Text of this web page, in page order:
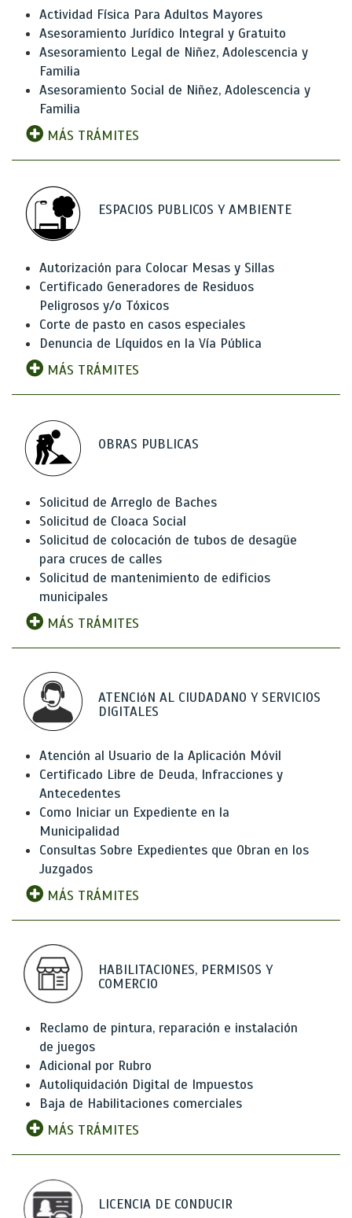
Actividad Física Para Adultos Mayores
Asesoramiento Jurídico Integral y Gratuito
Asesoramiento Legal de Niñez, Adolescencia y
Familia
Asesoramiento Social de Niñez, Adolescencia y
Familia
MÁS TRÁMITES
ESPACIOS PUBLICOS Y AMBIENTE
Autorización para Colocar Mesas y Sillas
Certificado Generadores de Residuos
Peligrosos y/o Tóxicos
Corte de pasto en casos especiales
Denuncia de Líquidos en la Vía Pública
MÁS TRÁMITES
OBRAS PUBLICAS
Solicitud de Arreglo de Baches
Solicitud de Cloaca Social
Solicitud de colocación de tubos de desagüe
para cruces de calles
Solicitud de mantenimiento de edificios
municipales
MÁS TRÁMITES
ATENCIóN AL CIUDADANO Y SERVICIOS
DIGITALES
Atención al Usuario de la Aplicación Móvil
Certificado Libre de Deuda, Infracciones y
Antecedentes
Como Iniciar un Expediente en la
Municipalidad
Consultas Sobre Expedientes que Obran en los
Juzgados
MÁS TRÁMITES
HABILITACIONES, PERMISOS Y
COMERCIO
Reclamo de pintura, reparación e instalación
de juegos
Adicional por Rubro
Autoliquidación Digital de Impuestos
Baja de Habilitaciones comerciales
MÁS TRÁMITES
LICENCIA DE CONDUCIR